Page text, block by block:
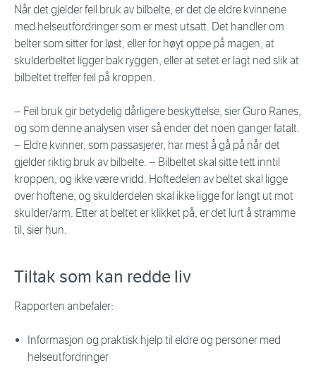
Når det gjelder feil bruk av bilbelte, er det de eldre kvinnene
med helseutfordringer som er mest utsatt. Det handler om
belter som sitter for løst, eller for høyt oppe på magen, at
skulderbeltet ligger bak ryggen, eller at setet er lagt ned slik at
bilbeltet treffer feil på kroppen.
− Feil bruk gir betydelig dårligere beskyttelse, sier Guro Ranes,
og som denne analysen viser så ender det noen ganger fatalt.
− Eldre kvinner, som passasjerer, har mest å gå på når det
gjelder riktig bruk av bilbelte. − Bilbeltet skal sitte tett inntil
kroppen, og ikke være vridd. Hoftedelen av beltet skal ligge
over hoftene, og skulderdelen skal ikke ligge for langt ut mot
skulder/arm. Etter at beltet er klikket på, er det lurt å stramme
til, sier hun.
Tiltak som kan redde liv
Rapporten anbefaler:
Informasjon og praktisk hjelp til eldre og personer med
helseutfordringer